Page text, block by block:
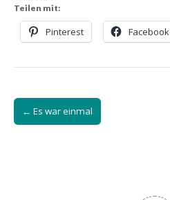
Teilen mit:
Pinterest Facebook
Post
navigation
← Es war einmal